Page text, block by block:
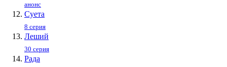
анонс
Суета
8 серия
Леший
30 серия
Рада